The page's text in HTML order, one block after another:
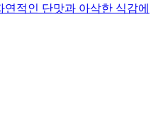
적인 단맛과 아삭한 식감에